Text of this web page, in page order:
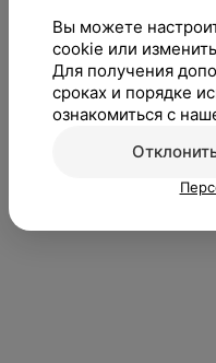
Вы можете
cookie или
Для получения
сроках и порядке
ознакомиться с